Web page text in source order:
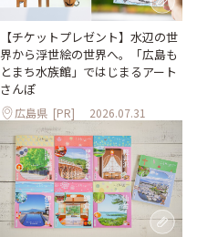
【チケットプレゼント】水辺の世
界から浮世絵の世界へ。「広島も
とまち水族館」ではじまるアート
さんぽ
広島県 [PR] 2026.07.31